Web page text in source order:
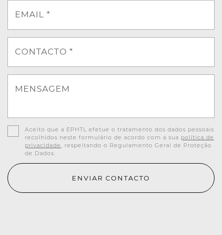
EMAIL *
CONTACTO *
MENSAGEM
Aceito que a EPHTL efetue o tratamento dos dados pessoais
recolhidos neste formulário de acordo com a sua política de
privacidade , respeitando o Regulamento Geral de Proteção
de Dados.
ENVIAR CONTACTO